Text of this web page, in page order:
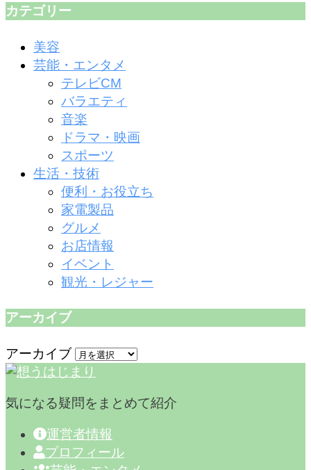
カテゴリー
美容
芸能・エンタメ
テレビCM
バラエティ
音楽
ドラマ・映画
スポーツ
生活・技術
便利・お役立ち
家電製品
グルメ
お店情報
イベント
観光・レジャー
アーカイブ
アーカイブ
気になる疑問をまとめて紹介
運営者情報
プロフィール